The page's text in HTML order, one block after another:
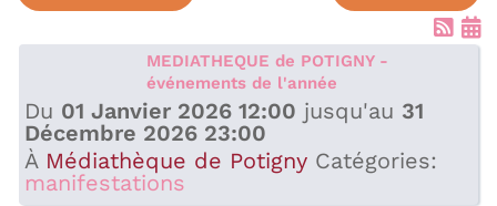
MEDIATHEQUE de POTIGNY -
événements de l'année
Du 01 Janvier 2026 12:00 jusqu'au 31
Décembre 2026 23:00
À Médiathèque de Potigny Catégories:
manifestations